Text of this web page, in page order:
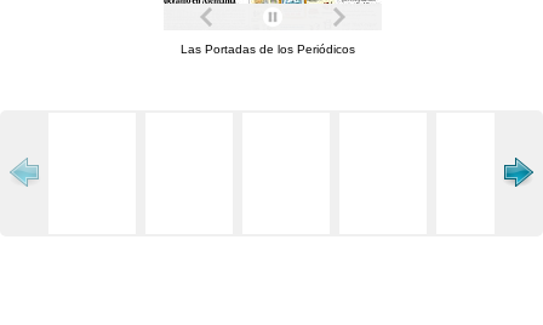
Las Portadas de los Periódicos